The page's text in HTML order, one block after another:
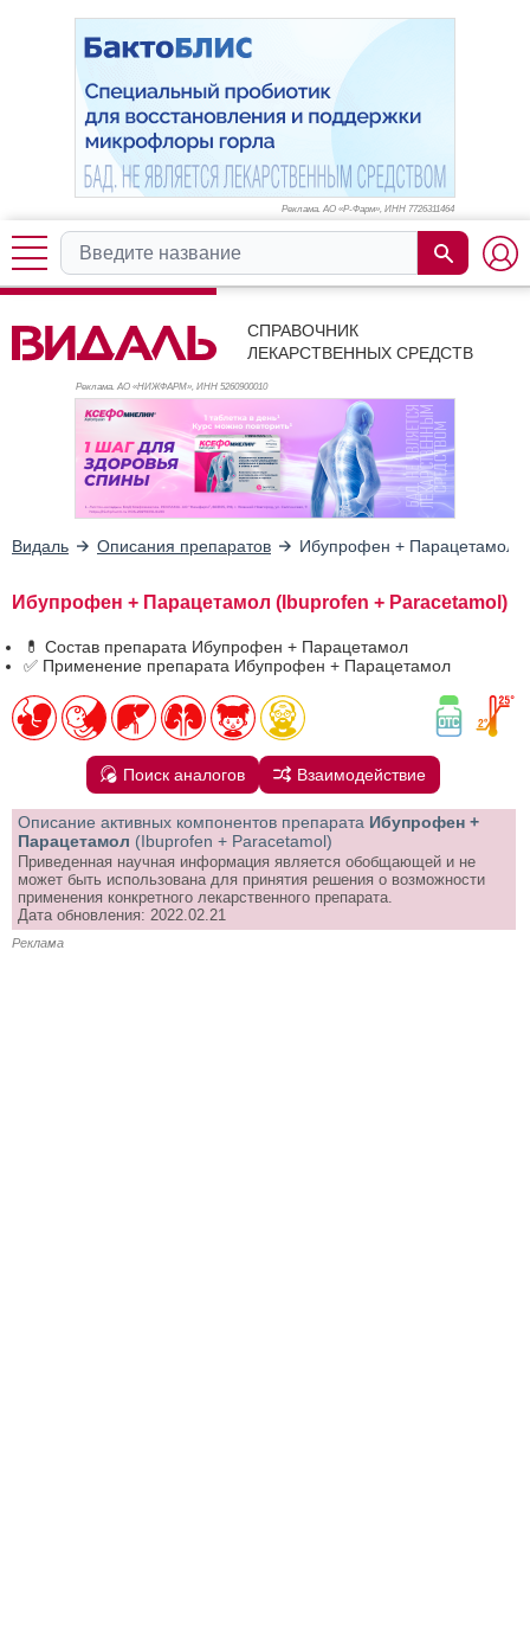
Реклама. АО «Р-Фарм», ИНН 7726311464
СПРАВОЧНИК
ЛЕКАРСТВЕННЫХ СРЕДСТВ
Реклама. АО «НИЖФАРМ», ИНН 5260900010
Видаль Описания препаратов Ибупрофен + Парацетамол
Ибупрофен + Парацетамол (Ibuprofen + Paracetamol)
💊 Состав препарата Ибупрофен + Парацетамол
✅ Применение препарата Ибупрофен + Парацетамол
Поиск аналогов Взаимодействие
Описание активных компонентов препарата Ибупрофен +
Парацетамол (Ibuprofen + Paracetamol)
Приведенная научная информация является обобщающей и не
может быть использована для принятия решения о возможности
применения конкретного лекарственного препарата.
Дата обновления: 2022.02.21
Реклама